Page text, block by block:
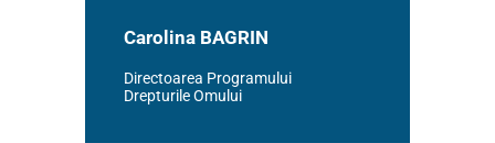
Carolina BAGRIN
Directoarea Programului
Drepturile Omului